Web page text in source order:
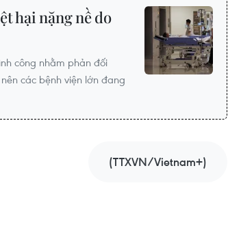
hại nặng nề do
công nhằm phản đối
các bệnh viện lớn đang
(TTXVN/Vietnam+)